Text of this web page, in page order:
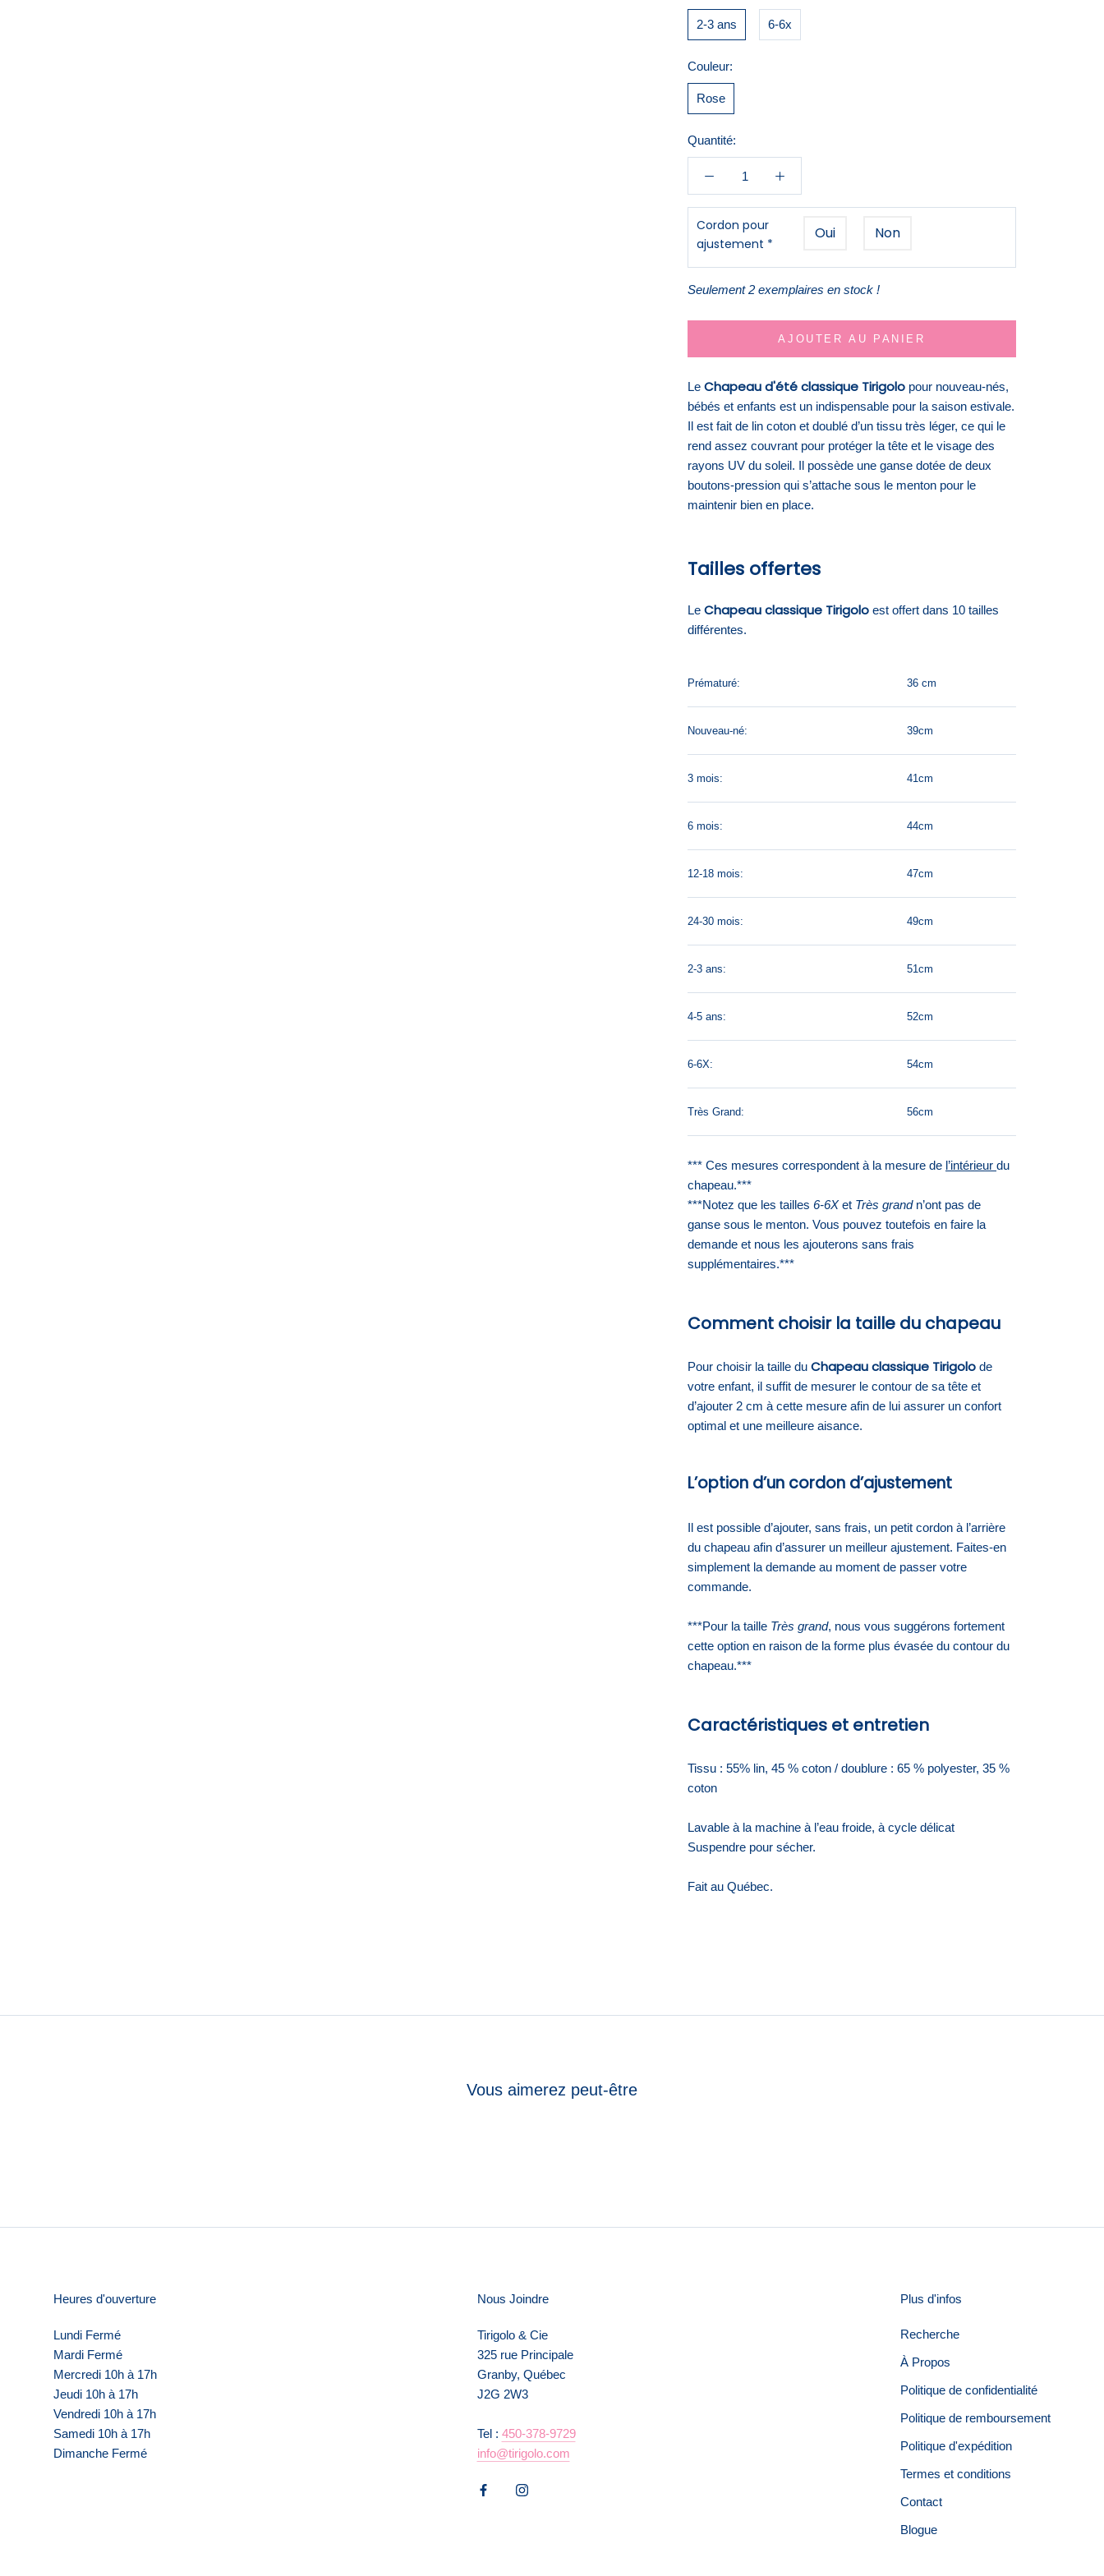
2-3 ans 6-6x
Couleur:
Rose
Quantité:
Cordon pour
ajustement *
Oui Non
Seulement 2 exemplaires en stock !
AJOUTER AU PANIER
Le Chapeau d'été classique Tirigolo pour nouveau-nés,
bébés et enfants est un indispensable pour la saison estivale.
Il est fait de lin coton et doublé d’un tissu très léger, ce qui le
rend assez couvrant pour protéger la tête et le visage des
rayons UV du soleil. Il possède une ganse dotée de deux
boutons-pression qui s’attache sous le menton pour le
maintenir bien en place.
Tailles offertes
Le Chapeau classique Tirigolo est offert dans 10 tailles
différentes.
Prématuré: 36 cm
Nouveau-né: 39cm
3 mois: 41cm
6 mois: 44cm
12-18 mois: 47cm
24-30 mois: 49cm
2-3 ans: 51cm
4-5 ans: 52cm
6-6X: 54cm
Très Grand: 56cm
*** Ces mesures correspondent à la mesure de l’intérieur du
chapeau.***
***Notez que les tailles 6-6X et Très grand n’ont pas de
ganse sous le menton. Vous pouvez toutefois en faire la
demande et nous les ajouterons sans frais
supplémentaires.***
Comment choisir la taille du chapeau
Pour choisir la taille du Chapeau classique Tirigolo de
votre enfant, il suffit de mesurer le contour de sa tête et
d’ajouter 2 cm à cette mesure afin de lui assurer un confort
optimal et une meilleure aisance.
L’option d’un cordon d’ajustement
Il est possible d’ajouter, sans frais, un petit cordon à l’arrière
du chapeau afin d’assurer un meilleur ajustement. Faites-en
simplement la demande au moment de passer votre
commande.
***Pour la taille Très grand, nous vous suggérons fortement
cette option en raison de la forme plus évasée du contour du
chapeau.***
Caractéristiques et entretien
Tissu : 55% lin, 45 % coton / doublure : 65 % polyester, 35 %
coton
Lavable à la machine à l’eau froide, à cycle délicat
Suspendre pour sécher.
Fait au Québec.
Vous aimerez peut-être
Heures d'ouverture
Lundi Fermé
Mardi Fermé
Mercredi 10h à 17h
Jeudi 10h à 17h
Vendredi 10h à 17h
Samedi 10h à 17h
Dimanche Fermé
Nous Joindre
Tirigolo & Cie
325 rue Principale
Granby, Québec
J2G 2W3
Tel : 450-378-9729
info@tirigolo.com
Plus d'infos
Recherche
À Propos
Politique de confidentialité
Politique de remboursement
Politique d'expédition
Termes et conditions
Contact
Blogue